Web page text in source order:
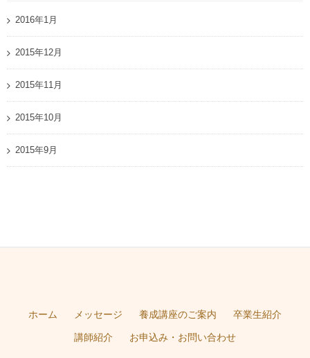
2016年1月
2015年12月
2015年11月
2015年10月
2015年9月
ホーム メッセージ 養成講座のご案内 卒業生紹介
講師紹介 お申込み・お問い合わせ